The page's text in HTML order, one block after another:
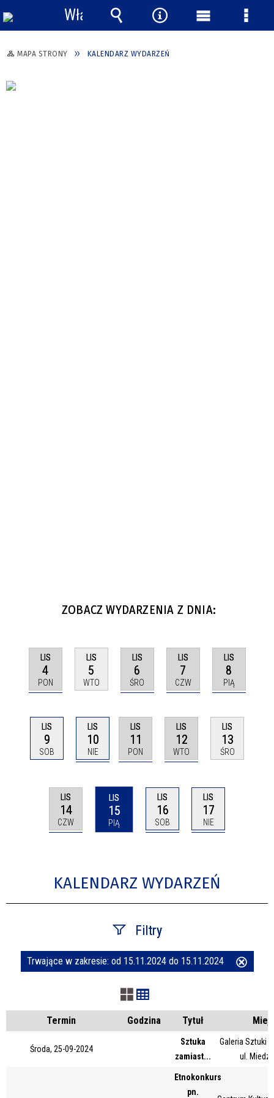
MAPA STRONY KALENDARZ WYDARZEŃ
ZOBACZ WYDARZENIA Z DNIA:
LIS
4
PON
LIS
5
WTO
LIS
6
ŚRO
LIS
7
CZW
LIS
8
PIĄ
LIS
9
SOB
LIS
10
NIE
LIS
11
PON
LIS
12
WTO
LIS
13
ŚRO
LIS
14
CZW
LIS
15
PIĄ
LIS
16
SOB
LIS
17
NIE
KALENDARZ WYDARZEŃ
Filtry
Szukana fraza
Kategoria
Trwające w zakresie: od 15.11.2024 do 15.11.2024
Termin Godzina Tytuł
Środa, 25-09-2024
Sztuka
zamiast...
Galeria Sztuki
ul.
Etnokonkurs
pn.
Włącz
powiadomienia
Wyszukiwarka
Narzędzia
Menu Menu